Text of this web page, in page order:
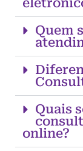
Quem
Quais
online?